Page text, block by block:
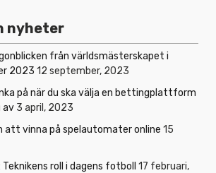
nyheter
från världsmästerskapet i
2023 12 september, 2023
på när du ska välja en bettingplattform
av 3 april, 2023
att vinna på spelautomater online 15
roll i dagens fotboll 17 februari,